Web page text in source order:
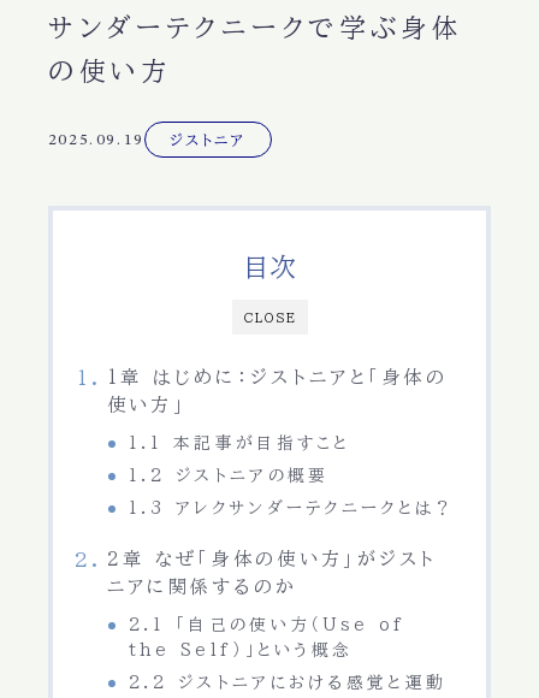
サンダーテクニークで学ぶ身体
の使い方
2025.09.19 ジストニア
CLOSE
目次
1章 はじめに：ジストニアと「身体の
使い方」
1.1 本記事が目指すこと
1.2 ジストニアの概要
1.3 アレクサンダーテクニークとは？
2章 なぜ「身体の使い方」がジスト
ニアに関係するのか
2.1 「自己の使い方（Use of
the Self）」という概念
2.2 ジストニアにおける感覚と運動